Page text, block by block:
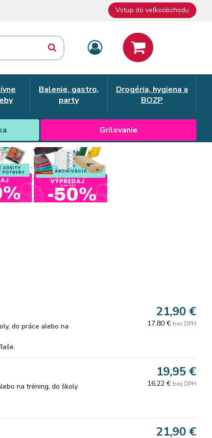
Vstup do veľkoobchodu
Balenie, gastro,
party
Drogéria, hygiena a
BOZP
Grilovanie
do práce alebo na
21,90 €
17,80 € bez DPH
na tréning, do školy
sa dodáva v krásnom a
19,95 €
16,22 € bez DPH
21,90 €